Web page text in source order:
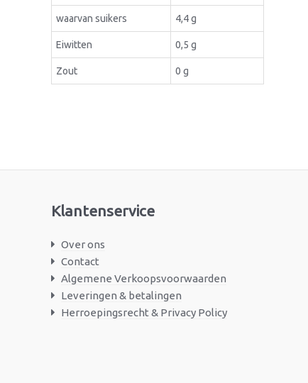
waarvan suikers 4,4 g
Eiwitten 0,5 g
Zout 0 g
Klantenservice
Over ons
Contact
Algemene Verkoopsvoorwaarden
Leveringen & betalingen
Herroepingsrecht & Privacy Policy